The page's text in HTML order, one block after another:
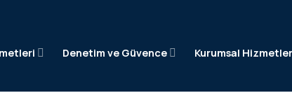
Denetim ve Güvence Kurumsal Hizmetler